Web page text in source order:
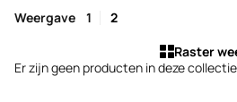
Weergave 1
2
Raster
Er zijn geen producten in deze